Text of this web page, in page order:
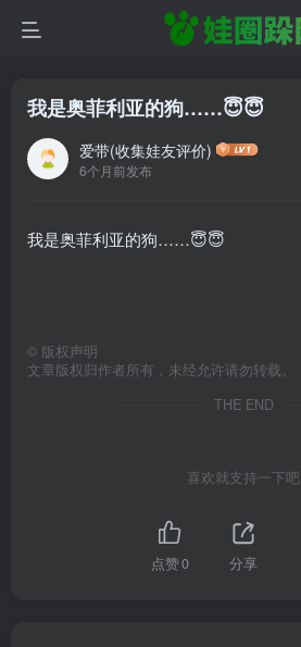
我是奥菲利亚的狗……😇😇
爱带(收集娃友评价)
6个月前发布
我是奥菲利亚的狗……😇😇
© 版权声明
文章版权归作者所有，未经允许请勿转载。
THE END
喜欢就支持一下吧
点赞0 分享